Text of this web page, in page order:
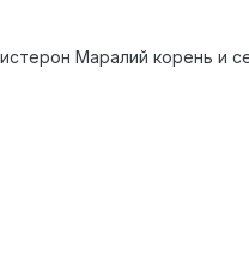
Маралий корень и